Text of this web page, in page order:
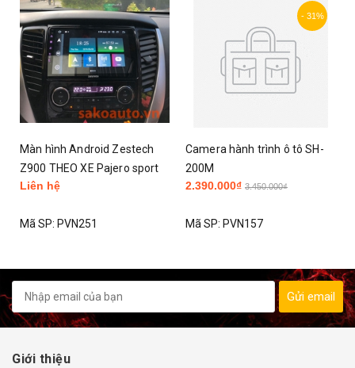
Màn hình Android Zestech
Z900 THEO XE Pajero sport
Liên hệ
Mã SP: PVN251
- 31%
Camera hành trình ô tô SH-
200M
2.390.000₫ 3.450.000₫
Mã SP: PVN157
Gửi email
Giới thiệu